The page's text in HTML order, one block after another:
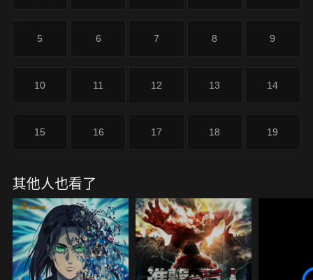
5 6 7 8 9
10 11 12 13 14
15 16 17 18 19
其他人也看了